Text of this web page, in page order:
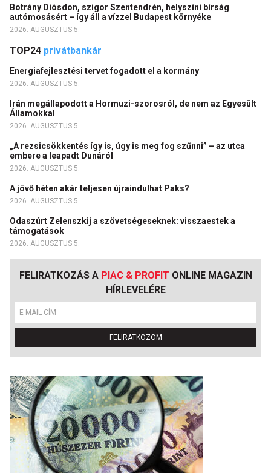
Botrány Diósdon, szigor Szentendrén, helyszíni bírság
autómosásért – így áll a vízzel Budapest környéke
2026. AUGUSZTUS 5.
TOP24 privátbankár
Energiafejlesztési tervet fogadott el a kormány
2026. AUGUSZTUS 5.
Irán megállapodott a Hormuzi-szorosról, de nem az Egyesült
Államokkal
2026. AUGUSZTUS 5.
„A rezsicsökkentés így is, úgy is meg fog szűnni” – az utca
embere a leapadt Dunáról
2026. AUGUSZTUS 5.
A jövő héten akár teljesen újraindulhat Paks?
2026. AUGUSZTUS 5.
Odaszúrt Zelenszkij a szövetségeseknek: visszaestek a
támogatások
2026. AUGUSZTUS 5.
FELIRATKOZÁS A PIAC & PROFIT ONLINE MAGAZIN
HÍRLEVELÉRE
FELIRATKOZOM